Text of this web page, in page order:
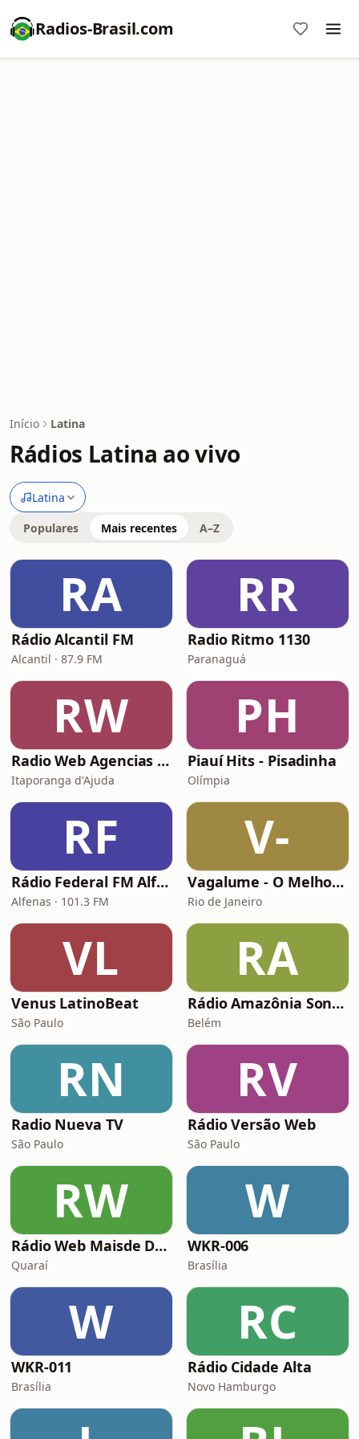
Radios-Brasil.com
Início Latina
Rádios Latina ao vivo
Latina
Populares Mais recentes A–Z
RA
Rádio Alcantil FM
Alcantil · 87.9 FM
RR
Radio Ritmo 1130
Paranaguá
RW
Radio Web Agencias De Viagem
Itaporanga d'Ajuda
PH
Piauí Hits - Pisadinha
Olímpia
RF
Rádio Federal FM Alfenas
Alfenas · 101.3 FM
V-
Vagalume - O Melhor de Shakira
Rio de Janeiro
VL
Venus LatinoBeat
São Paulo
RA
Rádio Amazônia Sonora
Belém
RN
Radio Nueva TV
São Paulo
RV
Rádio Versão Web
São Paulo
RW
Rádio Web Maisde Deus
Quaraí
W
WKR-006
Brasília
W
WKR-011
Brasília
RC
Rádio Cidade Alta
Novo Hamburgo